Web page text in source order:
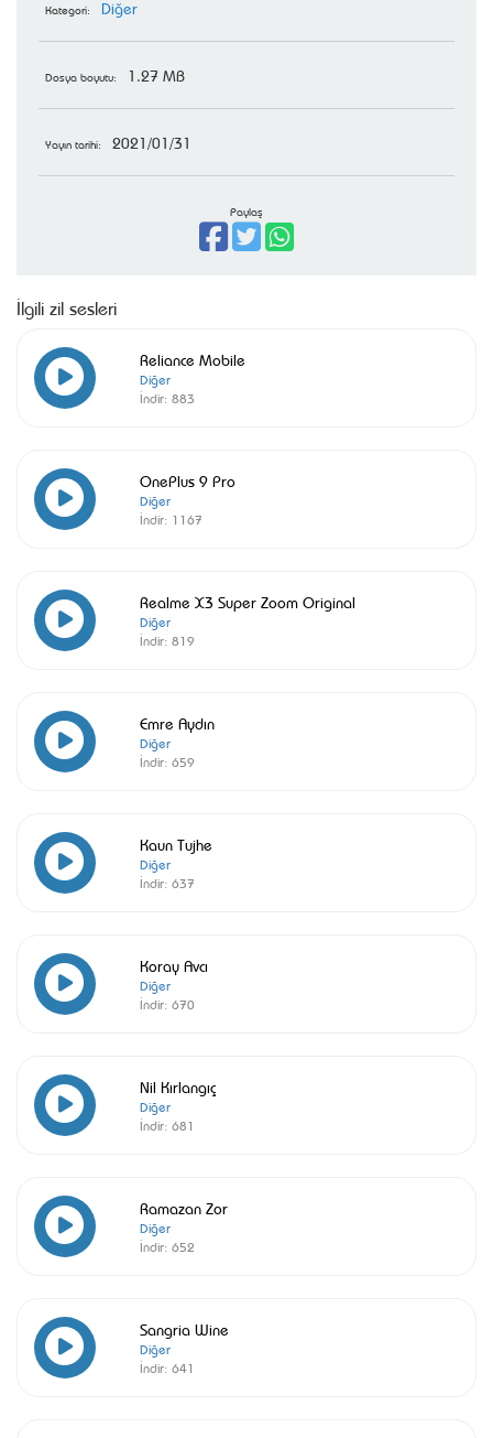
Kategori: Diğer
Dosya boyutu: 1.27 MB
Yayın tarihi: 2021/01/31
Paylaş
İlgili zil sesleri
Reliance Mobile
Diğer
İndir: 883
OnePlus 9 Pro
Diğer
İndir: 1167
Realme X3 Super Zoom Original
Diğer
İndir: 819
Emre Aydın
Diğer
İndir: 659
Kaun Tujhe
Diğer
İndir: 637
Koray Avcı
Diğer
İndir: 670
Nil Kırlangıç
Diğer
İndir: 681
Ramazan Zor
Diğer
İndir: 652
Sangria Wine
Diğer
İndir: 641